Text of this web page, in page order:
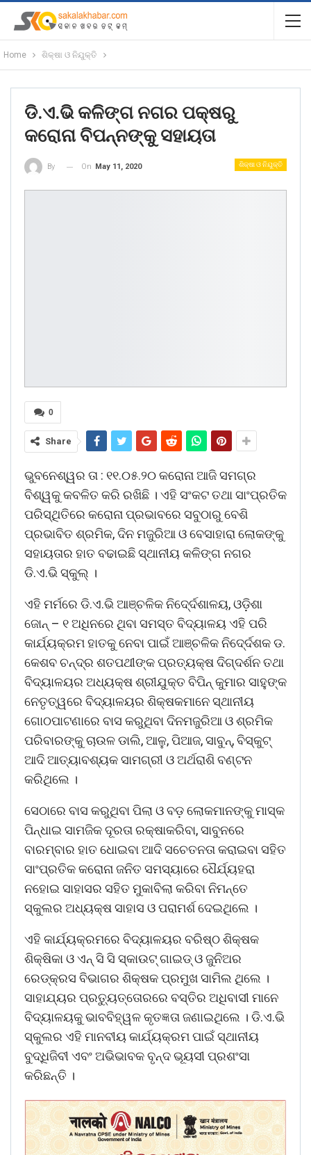
Home ଶିକ୍ଷା ଓ ନିଯୁକ୍ତି
ଡି.ଏ.ଭି କଳିଙ୍ଗ ନଗର ପକ୍ଷରୁ
କରୋନା ବିପନ୍ନଙ୍କୁ ସହାୟତା
ଶିକ୍ଷା ଓ ନିଯୁକ୍ତି
By On May 11, 2020
0
Share
ଭୁବନେଶ୍ୱର ତା : ୧୧.୦୫.୨୦ କରୋନା ଆଜି ସମଗ୍ର
ବିଶ୍ୱକୁ କବଳିତ କରି ରଖିଛି । ଏହି ସଂକଟ ତଥା ସାଂପ୍ରତିକ
ପରିସ୍ଥିତିରେ କରୋନା ପ୍ରଭାବରେ ସବୁଠାରୁ ବେଶି
ପ୍ରଭାବିତ ଶ୍ରମିକ, ଦିନ ମଜୁରିଆ ଓ ବେସାହାରା ଲୋକଙ୍କୁ
ସହାୟତାର ହାତ ବଢାଇଛି ସ୍ଥାନୀୟ କଳିଙ୍ଗ ନଗର
ଡି.ଏ.ଭି ସ୍କୁଲ୍ ।
ଏହି ମର୍ମରେ ଡି.ଏ.ଭି ଆଞ୍ଚଳିକ ନିଦେ୍ର୍ଦଶାଳୟ, ଓଡ଼ିଶା
ଜୋନ୍ – ୧ ଅଧିନରେ ଥିବା ସମସ୍ତ ବିଦ୍ୟାଳୟ ଏହି ପରି
କାର୍ଯ୍ୟକ୍ରମ ହାତକୁ ନେବା ପାଇଁ ଆଞ୍ଚଳିକ ନିଦେ୍ର୍ଦଶକ ଡ.
କେଶବ ଚନ୍ଦ୍ର ଶତପଥୀଙ୍କ ପ୍ରତ୍ୟକ୍ଷ ଦିଗ୍ଦର୍ଶନ ତଥା
ବିଦ୍ୟାଳୟର ଅଧ୍ୟକ୍ଷ ଶ୍ରୀଯୁକ୍ତ ବିପିନ୍ କୁମାର ସାହୁଙ୍କ
ନେତୃତ୍ୱରେ ବିଦ୍ୟାଳୟର ଶିକ୍ଷକମାନେ ସ୍ଥାନୀୟ
ଗୋଠପାଟଣାରେ ବାସ କରୁଥିବା ଦିନମଜୁରିଆ ଓ ଶ୍ରମିକ
ପରିବାରଙ୍କୁ ଚାଉଳ ଡାଲି, ଆଳୁ, ପିଆଜ, ସାବୁନ୍, ବିସ୍କୁଟ୍
ଆଦି ଆତ୍ୟାବଶ୍ୟକ ସାମଗ୍ରୀ ଓ ଅର୍ଥରାଶି ବଣ୍ଟନ
କରିଥିଲେ ।
ସେଠାରେ ବାସ କରୁଥିବା ପିଲା ଓ ବଡ଼ ଲୋକମାନଙ୍କୁ ମାସ୍କ
ପିନ୍ଧାଇ ସାମଜିକ ଦୂରତା ରକ୍ଷାକରିବା, ସାବୁନରେ
ବାରମ୍ବାର ହାତ ଧୋଇବା ଆଦି ସଚେତନତା କରାଇବା ସହିତ
ସାଂପ୍ରତିକ କରୋନା ଜନିତ ସମସ୍ୟାରେ ଧୈର୍ଯ୍ୟହରା
ନହୋଇ ସାହାସର ସହିତ ମୁକାବିଲା କରିବା ନିମନ୍ତେ
ସ୍କୁଲର ଅଧ୍ୟକ୍ଷ ସାହାସ ଓ ପରାମର୍ଶ ଦେଇଥିଲେ ।
ଏହି କାର୍ଯ୍ୟକ୍ରମରେ ବିଦ୍ୟାଳୟର ବରିଷ୍ଠ ଶିକ୍ଷକ
ଶିକ୍ଷିକା ଓ ଏନ୍ ସି ସି ସ୍କାଉଟ୍ ଗାଇଡ୍ ଓ ଜୁନିଅର
ରେଡ୍କ୍ରସ ବିଭାଗର ଶିକ୍ଷକ ପ୍ରମୁଖ ସାମିଲ ଥିଲେ ।
ସାହାଯ୍ୟର ପ୍ରତୁ୍ୟତ୍ତୋରରେ ବସ୍ତିର ଅଧିବାସୀ ମାନେ
ବିଦ୍ୟାଳୟକୁ ଭାବବିହ୍ୱଳ କୃତଜ୍ଞତା ଜଣାଇଥିଲେ । ଡି.ଏ.ଭି
ସ୍କୁଲର ଏହି ମାନବୀୟ କାର୍ଯ୍ୟକ୍ରମ ପାଇଁ ସ୍ଥାନୀୟ
ବୁଦ୍ଧିଜିବୀ ଏବଂ ଅଭିଭାବକ ବୃନ୍ଦ ଭୂୟସୀ ପ୍ରଶଂସା
କରିଛନ୍ତି ।